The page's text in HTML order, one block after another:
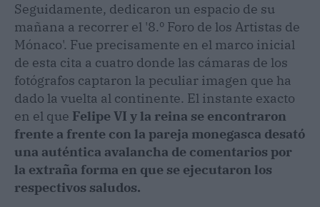
Seguidamente, dedicaron un espacio de su
mañana a recorrer el '8.º Foro de los Artistas de
Mónaco'. Fue precisamente en el marco inicial
de esta cita a cuatro donde las cámaras de los
fotógrafos captaron la peculiar imagen que ha
dado la vuelta al continente. El instante exacto
en el que Felipe VI y la reina se encontraron
frente a frente con la pareja monegasca desató
una auténtica avalancha de comentarios por
la extraña forma en que se ejecutaron los
respectivos saludos.